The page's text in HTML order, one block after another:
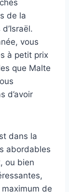
de la
vous
à petit prix
que Malte
d’avoir
dans la
abordables
ou bien
de